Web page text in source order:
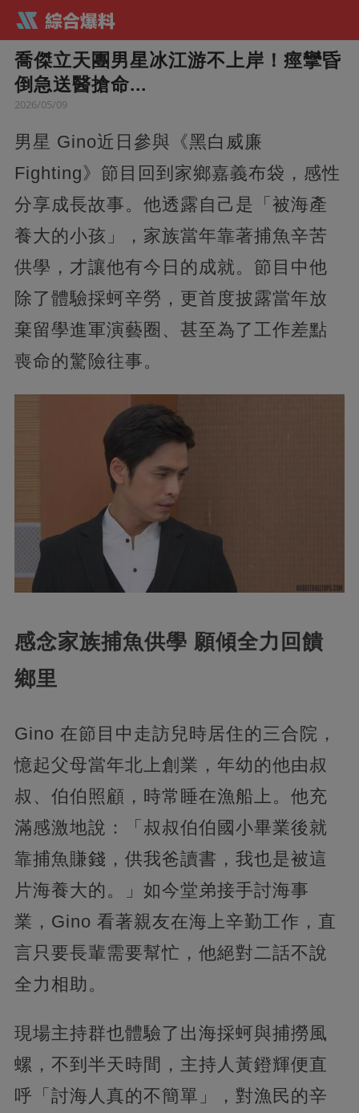
喬傑立天團男星冰江游不上岸！痙攣昏
倒急送醫搶命...
2026/05/09
男星 Gino近日參與《黑白威廉
Fighting》節目回到家鄉嘉義布袋，感性
分享成長故事。他透露自己是「被海產
養大的小孩」，家族當年靠著捕魚辛苦
供學，才讓他有今日的成就。節目中他
除了體驗採蚵辛勞，更首度披露當年放
棄留學進軍演藝圈、甚至為了工作差點
喪命的驚險往事。
感念家族捕魚供學 願傾全力回饋
鄉里
Gino 在節目中走訪兒時居住的三合院，
憶起父母當年北上創業，年幼的他由叔
叔、伯伯照顧，時常睡在漁船上。他充
滿感激地說：「叔叔伯伯國小畢業後就
靠捕魚賺錢，供我爸讀書，我也是被這
片海養大的。」如今堂弟接手討海事
業，Gino 看著親友在海上辛勤工作，直
言只要長輩需要幫忙，他絕對二話不說
全力相助。
現場主持群也體驗了出海採蚵與捕撈風
螺，不到半天時間，主持人黃鐙輝便直
呼「討海人真的不簡單」，對漁民的辛